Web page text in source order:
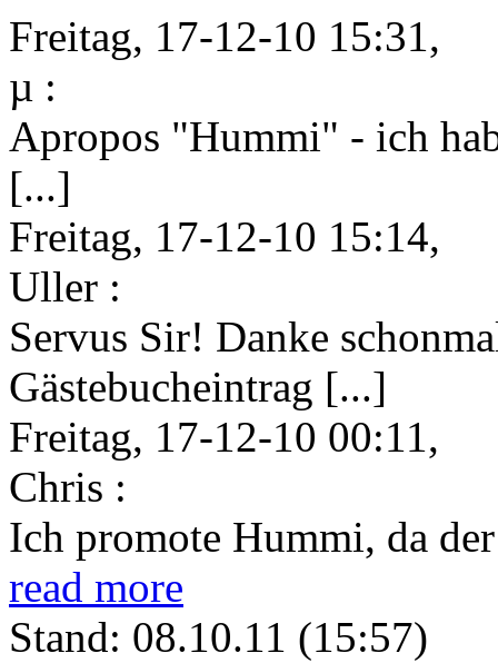
Freitag, 17-12-10 15:31,
µ :
Apropos "Hummi" - ich
[...]
Freitag, 17-12-10 15:14,
Uller :
Servus Sir! Danke
Gästebucheintrag [...]
Freitag, 17-12-10 00:11,
Chris :
Ich promote Hummi, da
read more
Stand: 08.10.11 (15:57)